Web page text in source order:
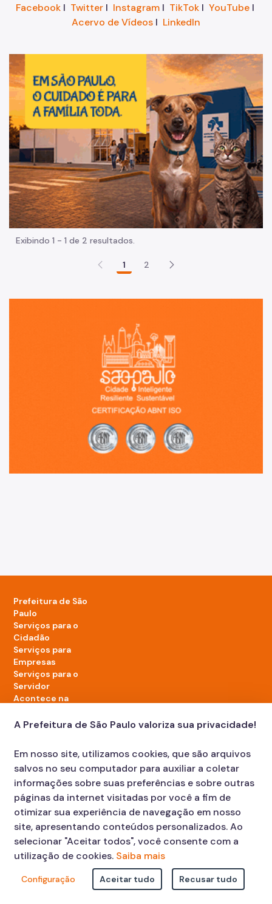
FacebookI TwitterI InstagramI TikTokI YouTubeI
Acervo de Vídeos I LinkedIn
Exibindo 1 - 1 de 2 resultados.
1 2
Prefeitura de São
Paulo
Serviços para o
Cidadão
Serviços para
Empresas
Serviços para o
Servidor
Acontece na
LinkedIn da Prefeitura de São Paulo
TikTok da Prefeitura de São Paulo
YouTube da Prefeitura de São Paulo
X da Prefeitura de São Paulo
Instagram da Prefeitura de São Paulo
Facebook da Prefeitura de São Paulo
Diário Oficial
Atendimento: Faça sua Solicitação
© COPYRIGHT 2023, Prefeitura Municipal de São Paulo Viaduto do
Cha, 15 - Centro - CEP: 01002-020
A Prefeitura de São Paulo valoriza sua privacidade!
Em nosso site, utilizamos cookies, que são arquivos
salvos no seu computador para auxiliar a coletar
informações sobre suas preferências e sobre outras
páginas da internet visitadas por você a fim de
otimizar sua experiência de navegação em nosso
site, apresentando conteúdos personalizados. Ao
selecionar "Aceitar todos", você consente com a
utilização de cookies. Saiba mais
Configuração Aceitar tudo Recusar tudo